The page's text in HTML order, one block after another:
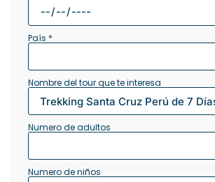
País *
Nombre del tour que te interesa
Numero de adultos
Numero de niños